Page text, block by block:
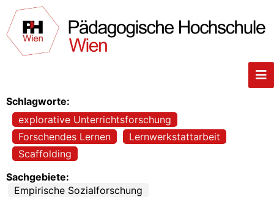
Schlagworte:
explorative Unterrichtsforschung
Forschendes Lernen
Lernwerkstattarbeit
Scaffolding
Sachgebiete:
Empirische Sozialforschung